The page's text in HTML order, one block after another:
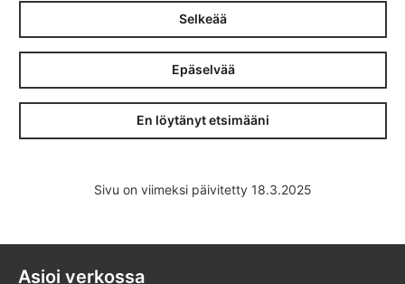
Selkeää
Epäselvää
En löytänyt etsimääni
Sivu on viimeksi päivitetty 18.3.2025
Asioi verkossa